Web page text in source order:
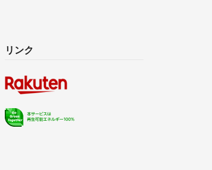
リンク